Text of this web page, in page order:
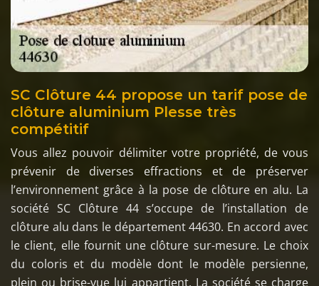
SC Clôture 44 propose un tarif pose de
clôture aluminium Plesse très
compétitif
Vous allez pouvoir délimiter votre propriété, de vous
prévenir de diverses effractions et de préserver
l’environnement grâce à la pose de clôture en alu. La
société SC Clôture 44 s’occupe de l’installation de
clôture alu dans le département 44630. En accord avec
le client, elle fournit une clôture sur-mesure. Le choix
du coloris et du modèle dont le modèle persienne,
plein ou brise-vue lui appartient. La société se charge